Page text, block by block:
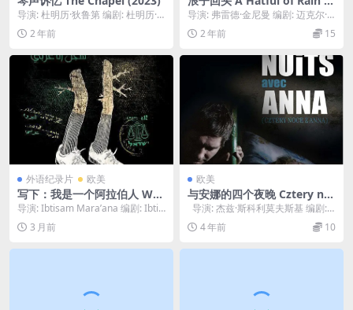
导演: 杜明历·狄鲁第 编剧: 杜明历·
狄鲁第 主演: 泰克·尼古拉 / Rut...
2 年前
957)
导演: 弗雷德·金尼曼 编剧: 迈克尔·V·
格佐 / 艾尔弗雷德·海斯 主演: ...
2 年前 15
外语纪录片 欧美
写下：我是一个阿拉伯人 Writ
e Down, I am an Arab (201
导演: Ibtisam Mara’ana 编剧: Ibtis
am M...
3 月前
欧美
与安娜的四个夜晚 Cztery no
ce z Anna (2008)
导演: 杰兹·斯科利莫夫斯基 编剧: E
va Piaskowska...
4 年前 10